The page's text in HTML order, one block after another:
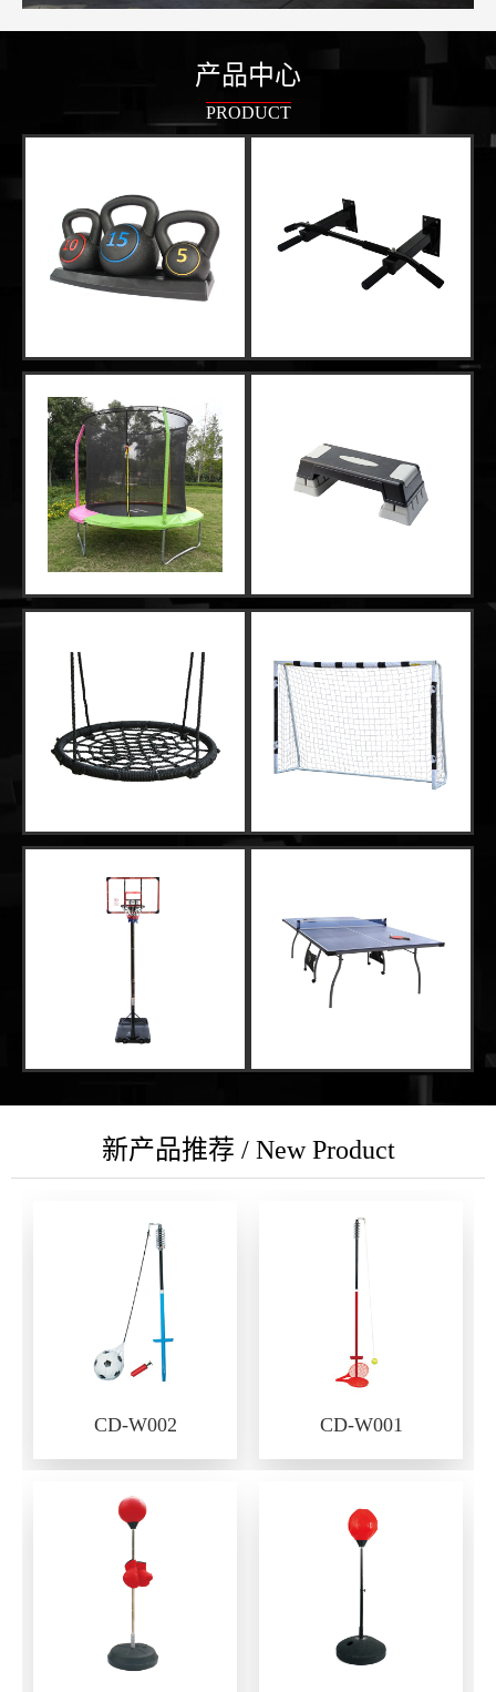
产品中心
PRODUCT
新产品推荐 / New Product
CD-W002 CD-W001